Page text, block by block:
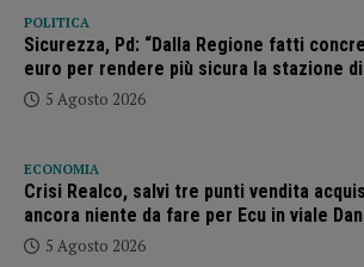
POLITICA
Sicurezza, Pd: “Dalla Regione fatti
euro per rendere più sicura la stazione di
5 Agosto 2026
ECONOMIA
Crisi Realco, salvi tre punti vendita
ancora niente da fare per Ecu in viale
5 Agosto 2026